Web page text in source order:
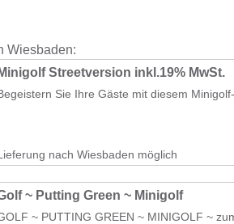
Wiesbaden:
Minigolf Streetversion inkl.19% MwSt.
Sie Ihre Gäste mit diesem Minigolf-
nach Wiesbaden möglich
~ Putting Green ~ Minigolf
~ PUTTING GREEN ~ MINIGOLF ~